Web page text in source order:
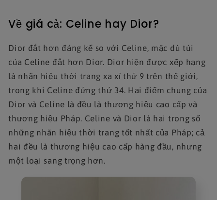
Về giá cả: Celine hay Dior?
Dior đắt hơn đáng kể so với Celine, mặc dù túi
của Celine đắt hơn Dior. Dior hiện được xếp hạng
là nhãn hiệu thời trang xa xỉ thứ 9 trên thế giới,
trong khi Celine đứng thứ 34. Hai điểm chung của
Dior và Celine là đều là thương hiệu cao cấp và
thương hiệu Pháp. Celine và Dior là hai trong số
những nhãn hiệu thời trang tốt nhất của Pháp; cả
hai đều là thương hiệu cao cấp hàng đầu, nhưng
một loại sang trọng hơn.